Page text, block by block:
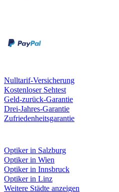
Nulltarif-Versicherung
Kostenloser Sehtest
Geld-zurück-Garantie
Drei-Jahres-Garantie
Zufriedenheitsgarantie
Optiker in Salzburg
Optiker in Wien
Optiker in Innsbruck
Optiker in Linz
Weitere Städte anzeigen